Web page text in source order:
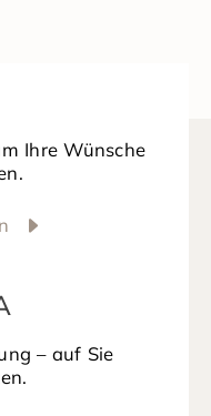
Ihre Wünsche
– auf Sie